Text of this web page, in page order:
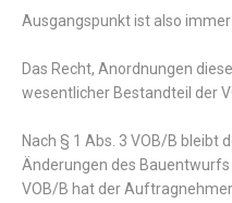
Ausgangspunkt ist also
Das Recht, Anordnungen
wesentlicher Bestandteil der
Nach § 1 Abs. 3 VOB/B
Änderungen des
VOB/B hat der